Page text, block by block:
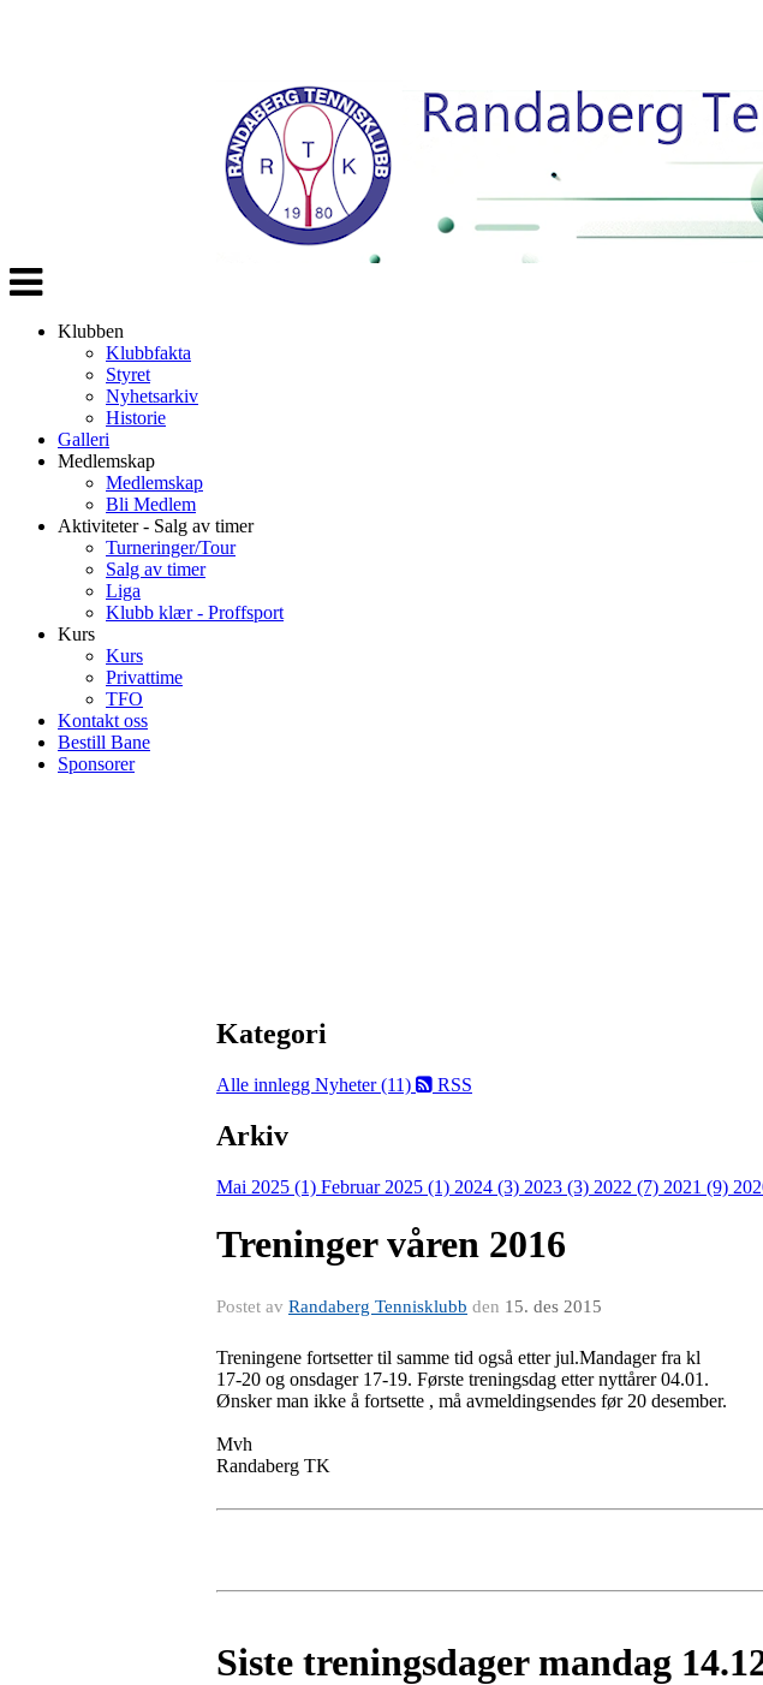
Veksle
navigasjon
Klubben
Klubbfakta
Styret
Nyhetsarkiv
Historie
Galleri
Medlemskap
Medlemskap
Bli Medlem
Aktiviteter - Salg av timer
Turneringer/Tour
Salg av timer
Liga
Klubb klær - Proffsport
Kurs
Kurs
Privattime
TFO
Kontakt oss
Bestill Bane
Sponsorer
Kategori
Alle innlegg Nyheter (11) RSS
Arkiv
Mai 2025 (1) Februar 2025 (1) 2024 (3) 2023 (3) 2022 (7) 2021 (9)
Treninger våren 2016
Postet av Randaberg Tennisklubb den 15. des 2015
Treningene fortsetter til samme tid også etter jul.Mandager fra kl
17-20 og onsdager 17-19. Første treningsdag etter nyttårer 04.01.
Ønsker man ikke å fortsette , må avmeldingsendes før 20 desember.
Mvh
Randaberg TK
Siste treningsdager mandag